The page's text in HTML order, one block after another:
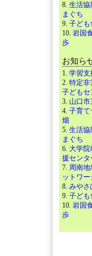
8. 生活協
まぐち
9. 子ども
10. 岩国
歩
お知ら
1. 学習支
2. 特定非
子どもセ
3. 山口
4. 子育て
畑
5. 生活協
まぐち
6. 大学院
援センタ
7. 周南
ットワ
8. みやさ
9. 子ども
10. 岩国
歩